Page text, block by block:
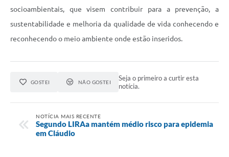
socioambientais, que visem contribuir para a prevenção, a
sustentabilidade e melhoria da qualidade de vida conhecendo e
reconhecendo o meio ambiente onde estão inseridos.
GOSTEI NÃO GOSTEI
Seja o primeiro a curtir esta
notícia.
NOTÍCIA MAIS RECENTE
Segundo LIRAa mantém médio risco para epidemia
em Cláudio